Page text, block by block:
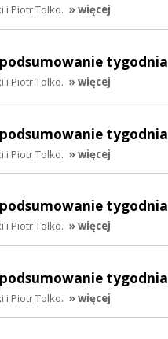
i Piotr Tolko. » więcej
tygodnia
i Piotr Tolko. » więcej
tygodnia
i Piotr Tolko. » więcej
tygodnia
i Piotr Tolko. » więcej
tygodnia
i Piotr Tolko. » więcej